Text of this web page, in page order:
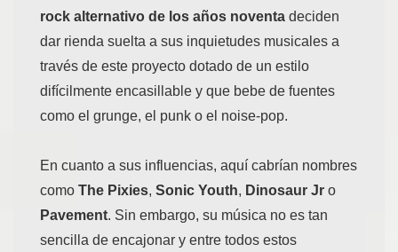
rock alternativo de los años noventa deciden
dar rienda suelta a sus inquietudes musicales a
través de este proyecto dotado de un estilo
difícilmente encasillable y que bebe de fuentes
como el grunge, el punk o el noise-pop.
En cuanto a sus influencias, aquí cabrían nombres
como The Pixies, Sonic Youth, Dinosaur Jr o
Pavement. Sin embargo, su música no es tan
sencilla de encajonar y entre todos estos